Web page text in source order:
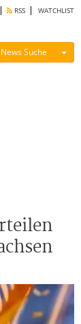
RSS WATCHLIST
News Suche